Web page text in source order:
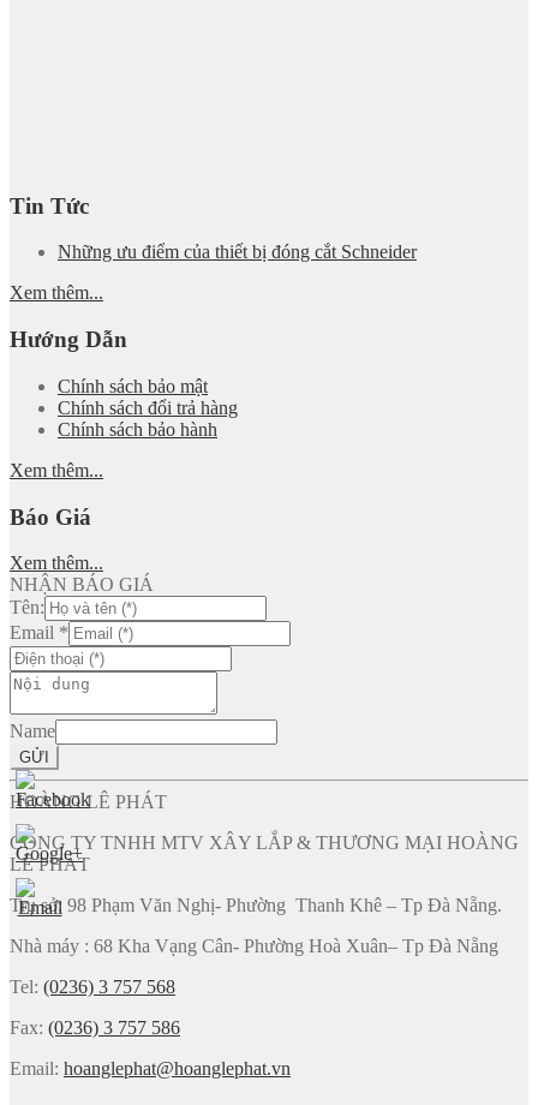
Tin Tức
Những ưu điểm của thiết bị đóng cắt Schneider
Xem thêm...
Hướng Dẫn
Chính sách bảo mật
Chính sách đổi trả hàng
Chính sách bảo hành
Xem thêm...
Báo Giá
Xem thêm...
NHẬN BÁO GIÁ
Tên:
Email *
Name
GỬI
HOÀNG LÊ PHÁT
CÔNG TY TNHH MTV XÂY LẮP & THƯƠNG MẠI HOÀNG
LÊ PHÁT
Trụ sở: 98 Phạm Văn Nghị- Phường Thanh Khê – Tp Đà Nẵng.
Nhà máy : 68 Kha Vạng Cân- Phường Hoà Xuân– Tp Đà Nẵng
Tel: (0236) 3 757 568
Fax: (0236) 3 757 586
Email: hoanglephat@hoanglephat.vn